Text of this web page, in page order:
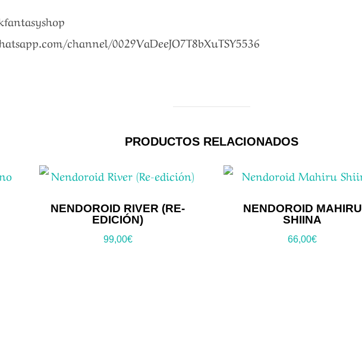
channel/0029VaDeeJO7T8bXuTSY5536
PRODUCTOS RELACIONADOS
NENDOROID RIVER (RE-
EDICIÓN)
99,00€
NENDOROID MAHIRU
SHIINA
66,00€